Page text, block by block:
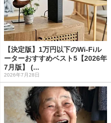
【決定版】1万円以下のWi-Fiル
ーターおすすめベスト5【2026年
7月版】 (...
2026年7月28日